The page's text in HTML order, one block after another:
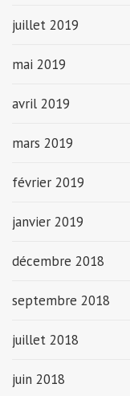
juillet 2019
mai 2019
avril 2019
mars 2019
février 2019
janvier 2019
décembre 2018
septembre 2018
juillet 2018
juin 2018